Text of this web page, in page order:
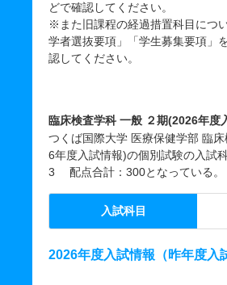
どで確認してください。
※また旧課程の経過措置科目につ
学者選抜要項」「学生募集要項」
認してください。
臨床検査学科 一般 ２期(2026年度
つくば国際大学 医療保健学部 臨
6年度入試情報)の個別試験の入試
3 配点合計：300となっている。
入試科目
2026年度入試情報（昨年度入